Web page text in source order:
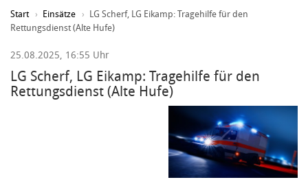
Start Einsätze
LG Scherf, LG Eikamp: Tragehilfe für den
Rettungsdienst (Alte Hufe)
25.08.2025, 16:55 Uhr
LG Scherf, LG Eikamp: Tragehilfe für den
Rettungsdienst (Alte Hufe)